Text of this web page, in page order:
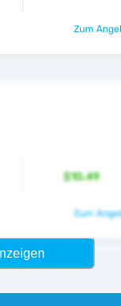
Zum
$10.49
Zum